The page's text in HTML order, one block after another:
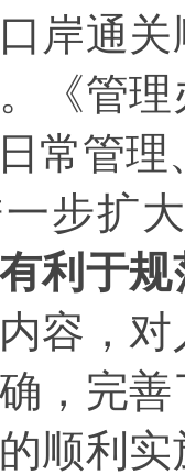
岸通
。《管
日常管理
步扩
利于规
容，
，完
顺利实